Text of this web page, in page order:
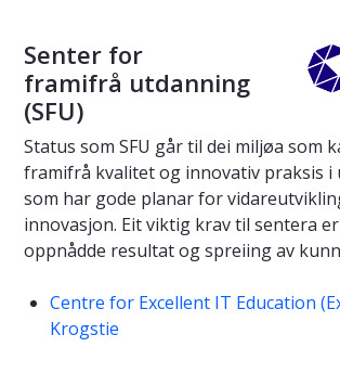
Senter for
framifrå utdanning
(SFU)
Status som SFU går til dei miljøa som
framifrå kvalitet og innovativ praksis i
som har gode planar for
innovasjon. Eit viktig krav til sentera
oppnådde resultat og spreiing av
Centre for Excellent IT Education
Krogstie